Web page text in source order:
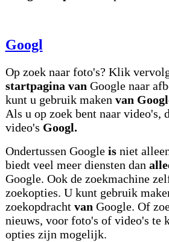
Googl
Op zoek naar foto's? Klik
startpagina van Google naar
kunt u gebruik maken van
Als u op zoek bent naar video's,
video's Googl.
Ondertussen Google isniet
biedt veel meer diensten dan
Google. Ook de zoekmachine
zoekopties. U kunt gebruik
zoekopdracht van Google. Of
nieuws, voor foto's of video's te
opties zijn mogelijk.